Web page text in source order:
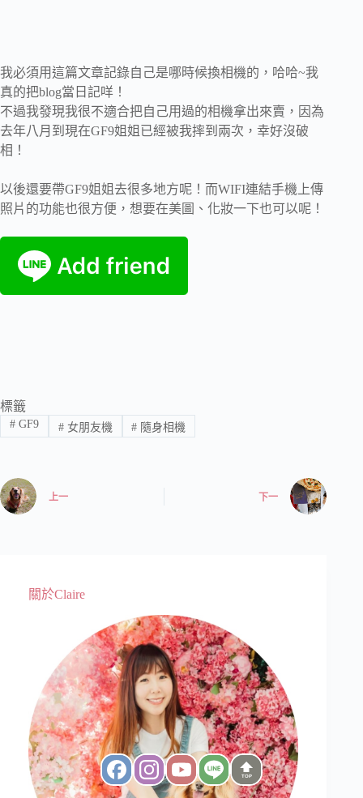
我必須用這篇文章記錄自己是哪時候換相機的，哈哈~我
真的把blog當日記咩！
不過我發現我很不適合把自己用過的相機拿出來賣，因為
去年八月到現在GF9姐姐已經被我摔到兩次，幸好沒破
相！
以後還要帶GF9姐姐去很多地方呢！而WIFI連結手機上傳
照片的功能也很方便，想要在美圖、化妝一下也可以呢！
標籤
#GF9 #女朋友機 # 隨身相機
上一 下一
關於Claire
TOP